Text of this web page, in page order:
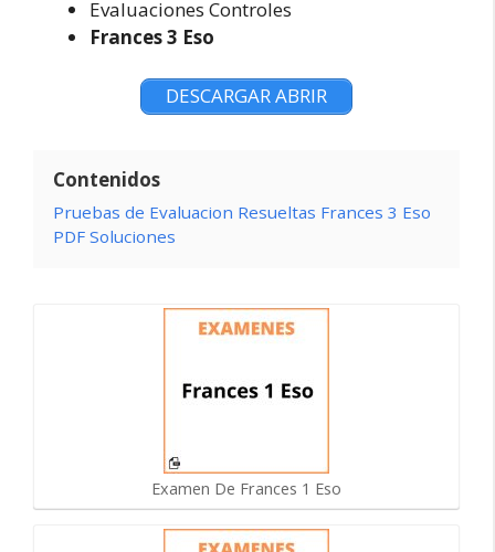
Evaluaciones Controles
Frances 3 Eso
DESCARGAR ABRIR
Contenidos
Pruebas de Evaluacion Resueltas Frances 3 Eso
PDF Soluciones
Examen De Frances 1 Eso